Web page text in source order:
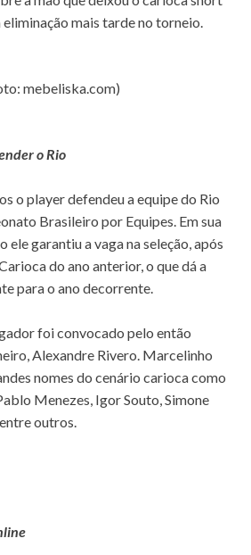
mais tarde no torneio.
mebeliska.com)
o Rio
o player defendeu a equipe do Rio
Brasileiro por Equipes. Em sua
ele garantiu a vaga na seleção, após
do ano anterior, o que dá a
para o ano decorrente.
foi convocado pelo então
Alexandre Rivero. Marcelinho
nomes do cenário carioca como
Menezes, Igor Souto, Simone
outros.